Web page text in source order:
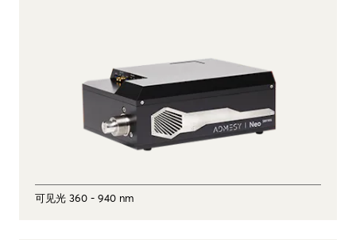
可见光 360 - 940 nm